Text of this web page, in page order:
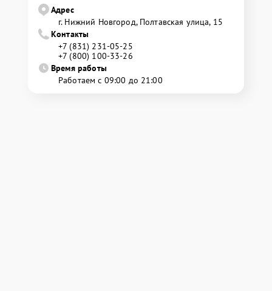
Адрес
г. Нижний Новгород, Полтавская улица, 15
Контакты
+7 (831) 231-05-25
+7 (800) 100-33-26
Время работы
Работаем с 09:00 до 21:00